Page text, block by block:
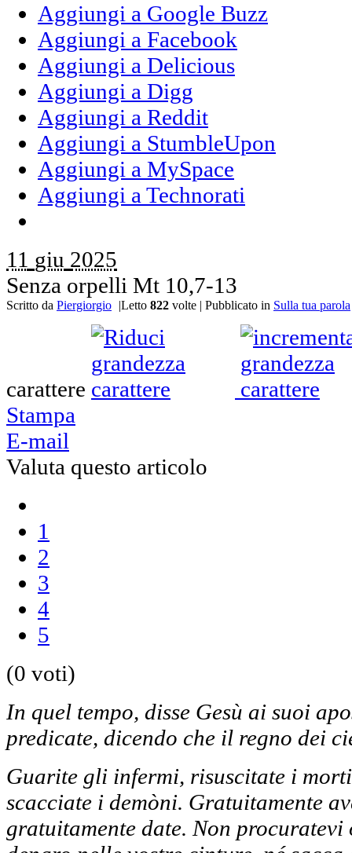
Aggiungi a Google Buzz
Aggiungi a Facebook
Aggiungi a Delicious
Aggiungi a Digg
Aggiungi a Reddit
Aggiungi a StumbleUpon
Aggiungi a MySpace
Aggiungi a Technorati
11 giu 2025
Senza orpelli Mt 10,7-13
Scritto da Piergiorgio |Letto 822 volte | Pubblicato in Sulla tua parola
carattere
Stampa
E-mail
Valuta questo articolo
1
2
3
4
5
(0 voti)
In quel tempo, disse Gesù ai suoi
predicate, dicendo che il regno dei
Guarite gli infermi, risuscitate i
scacciate i demòni. Gratuitamente
gratuitamente date. Non procuratevi